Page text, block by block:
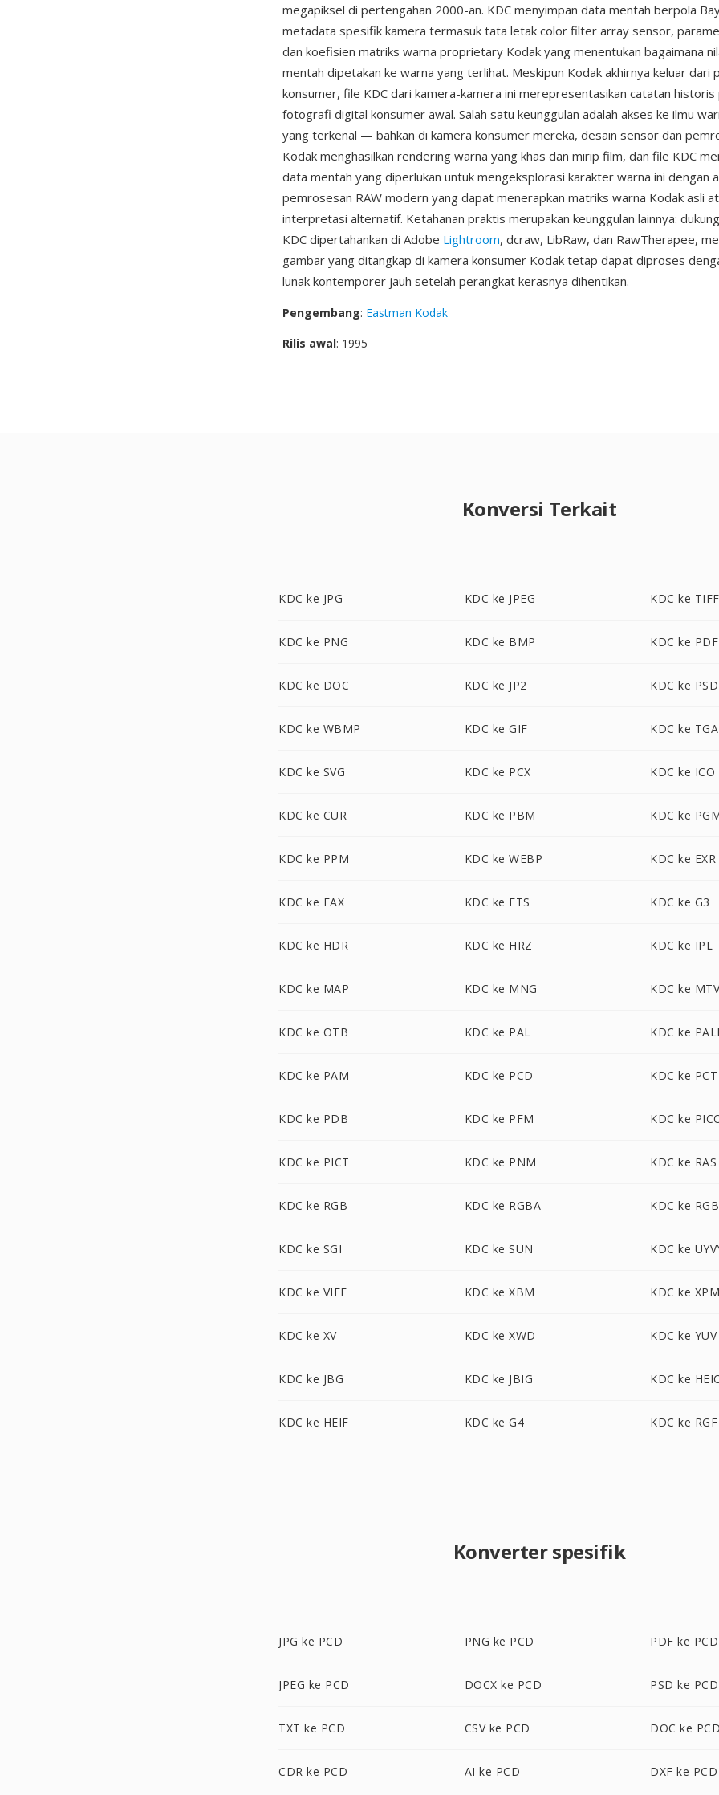
megapiksel di pertengahan 2000-an. KDC menyimpan data mentah berpola
metadata spesifik kamera termasuk tata letak color filter array sensor,
dan koefisien matriks warna proprietary Kodak yang menentukan bagaimana
mentah dipetakan ke warna yang terlihat. Meskipun Kodak akhirnya keluar dari
konsumer, file KDC dari kamera-kamera ini merepresentasikan catatan
fotografi digital konsumer awal. Salah satu keunggulan adalah akses ke ilmu
yang terkenal — bahkan di kamera konsumer mereka, desain sensor dan
Kodak menghasilkan rendering warna yang khas dan mirip film, dan file KDC
data mentah yang diperlukan untuk mengeksplorasi karakter warna ini dengan
pemrosesan RAW modern yang dapat menerapkan matriks warna Kodak asli
interpretasi alternatif. Ketahanan praktis merupakan keunggulan lainnya:
KDC dipertahankan di Adobe Lightroom, dcraw, LibRaw, dan RawTherapee,
gambar yang ditangkap di kamera konsumer Kodak tetap dapat diproses
lunak kontemporer jauh setelah perangkat kerasnya dihentikan.
Pengembang: Eastman Kodak
Rilis awal: 1995
Konversi Terkait
KDC ke JPG KDC ke JPEG KDC ke TIFF
KDC ke PNG KDC ke BMP KDC ke PDF
KDC ke DOC KDC ke JP2 KDC ke PSD
KDC ke WBMP KDC ke GIF KDC ke TGA
KDC ke SVG KDC ke PCX KDC ke ICO
KDC ke CUR KDC ke PBM KDC ke
KDC ke PPM KDC ke WEBP KDC ke EXR
KDC ke FAX KDC ke FTS KDC ke G3
KDC ke HDR KDC ke HRZ KDC ke IPL
KDC ke MAP KDC ke MNG KDC ke
KDC ke OTB KDC ke PAL KDC ke
KDC ke PAM KDC ke PCD KDC ke PCT
KDC ke PDB KDC ke PFM KDC ke
KDC ke PICT KDC ke PNM KDC ke RAS
KDC ke RGB KDC ke RGBA KDC ke
KDC ke SGI KDC ke SUN KDC ke
KDC ke VIFF KDC ke XBM KDC ke
KDC ke XV KDC ke XWD KDC ke YUV
KDC ke JBG KDC ke JBIG KDC ke
KDC ke HEIF KDC ke G4 KDC ke RGF
Konverter spesifik
JPG ke PCD PNG ke PCD PDF ke PCD
JPEG ke PCD DOCX ke PCD PSD ke PCD
TXT ke PCD CSV ke PCD DOC ke
CDR ke PCD AI ke PCD DXF ke PCD